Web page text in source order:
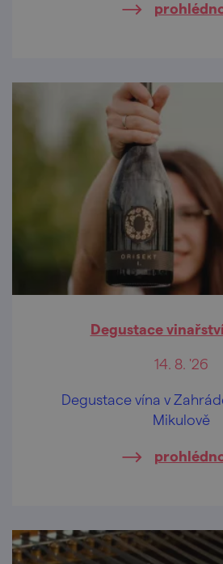
Degustace
14. 8. '26
Degustace vína v
Mikulově